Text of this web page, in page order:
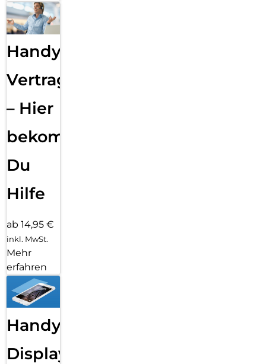
Handy
Vertragsabwicklung
– Hier
bekommst
Du
Hilfe
ab 14,95 €
inkl. MwSt.
Mehr
erfahren
Handy
Displayfolie